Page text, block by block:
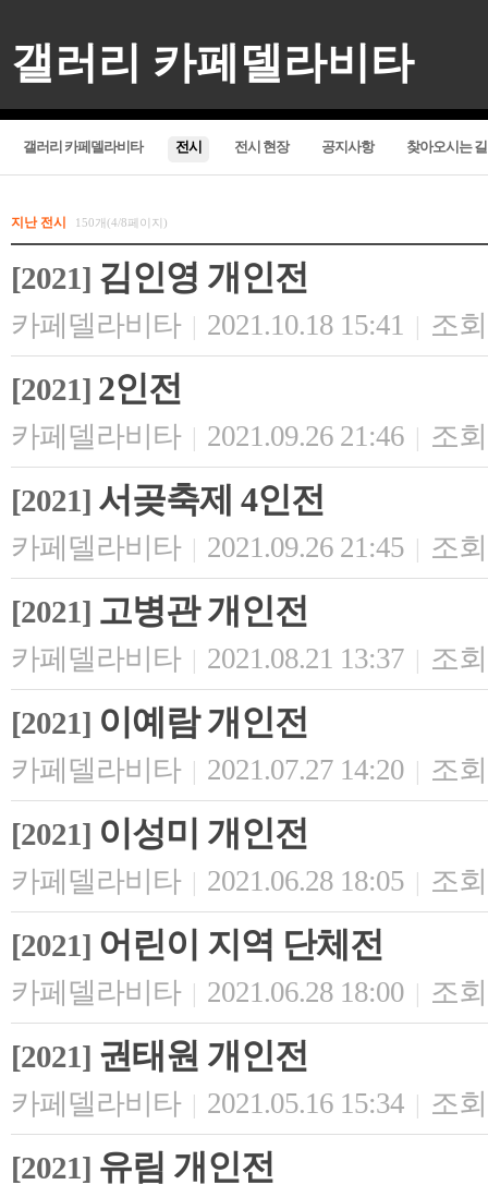
갤러리 카페델라비타
갤러리 카페델라비타 전시 전시 현장 공지사항 찾아오시는 길
지난 전시 150개(4/8페이지)
[2021] 김인영 개인전
카페델라비타 | 2021.10.18 15:41 | 조
[2021] 2인전
카페델라비타 | 2021.09.26 21:46 | 조
[2021] 서곶축제 4인전
카페델라비타 | 2021.09.26 21:45 | 조
[2021] 고병관 개인전
카페델라비타 | 2021.08.21 13:37 | 조
[2021] 이예람 개인전
카페델라비타 | 2021.07.27 14:20 | 조
[2021] 이성미 개인전
카페델라비타 | 2021.06.28 18:05 | 조
[2021] 어린이 지역 단체전
카페델라비타 | 2021.06.28 18:00 | 조
[2021] 권태원 개인전
카페델라비타 | 2021.05.16 15:34 | 조
[2021] 유림 개인전